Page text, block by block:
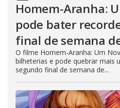
Homem-Aranha:
pode bater
final de semana
O filme Homem-Aranha: Um
bilheterias e pode quebrar mais
segundo final de semana de...